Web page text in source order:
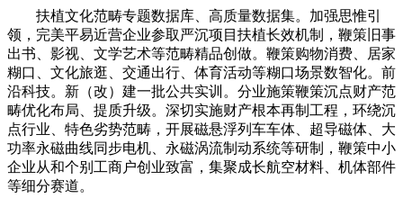
扶植文化范畴专题数据库、高质量数据集。加强思惟引
领，完美平易近营企业参取严沉项目扶植长效机制，鞭策旧事
出书、影视、文学艺术等范畴精品创做。鞭策购物消费、居家
糊口、文化旅逛、交通出行、体育活动等糊口场景数智化。前
沿科技。新（改）建一批公共实训。分业施策鞭策沉点财产范
畴优化布局、提质升级。深切实施财产根本再制工程，环绕沉
点行业、特色劣势范畴，开展磁悬浮列车车体、超导磁体、大
功率永磁曲线同步电机、永磁涡流制动系统等研制，鞭策中小
企业从和个别工商户创业致富，集聚成长航空材料、机体部件
等细分赛道。